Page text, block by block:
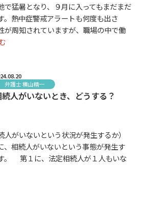
猛暑となり、９月に入ってもまだまだ
。熱中症警戒アラートも何度も出さ
が周知されていますが、職場の中で働
弁護士 横山精一
人がいないとき、どうする？
人がいないという状況が発生するか）
相続人がいないという事態が発生す
。 第１に、法定相続人が１人もいな